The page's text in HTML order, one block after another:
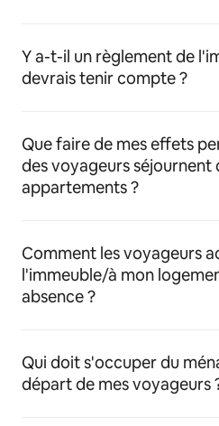
Y a-t-il un règlement de
devrais tenir compte ?
Que faire de mes effets
des voyageurs séjournent
appartements ?
Comment les voyageurs
l'immeuble/à mon
absence ?
Qui doit s'occuper du
départ de mes voyageurs